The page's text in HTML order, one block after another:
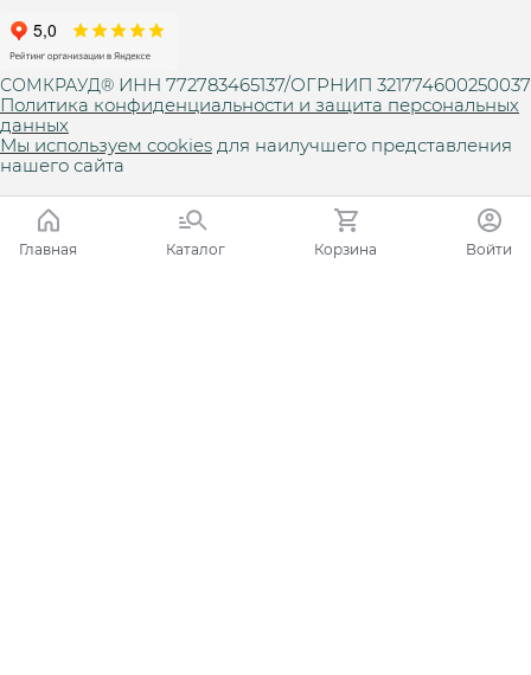
СОМКРАУД® ИНН 772783465137/ОГРНИП 321774600250037
Политика конфиденциальности и защита персональных
данных
Мы используем cookies для наилучшего представления
нашего сайта
Главная Каталог Корзина Войти